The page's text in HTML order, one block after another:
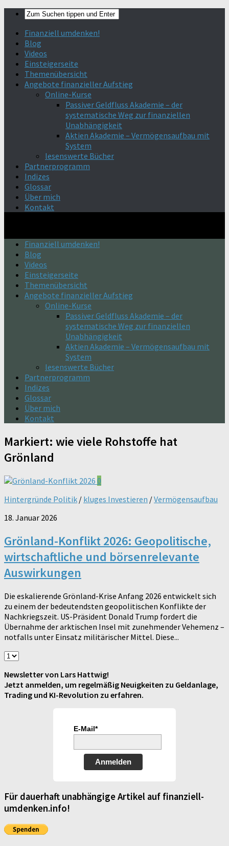
Finanziell umdenken!
Blog
Videos
Einsteigerseite
Themenübersicht
Angebote finanzieller Aufstieg
Online-Kurse
Passiver Geldfluss Akademie – der
systematische Weg zur finanziellen
Unabhängigkeit
Aktien Akademie – Vermögensaufbau mit
System
lesenswerte Bücher
Partnerprogramm
Indizes
Glossar
Über mich
Kontakt
Finanziell umdenken!
Blog
Videos
Einsteigerseite
Themenübersicht
Angebote finanzieller Aufstieg
Online-Kurse
Passiver Geldfluss Akademie – der
systematische Weg zur finanziellen
Unabhängigkeit
Aktien Akademie – Vermögensaufbau mit
System
lesenswerte Bücher
Partnerprogramm
Indizes
Glossar
Über mich
Kontakt
Markiert: wie viele Rohstoffe hat
Grönland
0
Hintergründe Politik / kluges Investieren /Vermögensaufbau
18. Januar 2026
Grönland-Konflikt 2026: Geopolitische,
wirtschaftliche und börsenrelevante
Auswirkungen
Die eskalierende Grönland-Krise Anfang 2026 entwickelt sich
zu einem der bedeutendsten geopolitischen Konflikte der
Nachkriegszeit. US-Präsident Donald Trump fordert die
Übernahme der arktischen Insel mit zunehmender Vehemenz –
notfalls unter Einsatz militärischer Mittel. Diese...
Newsletter von Lars Hattwig!
Jetzt anmelden, um regelmäßig Neuigkeiten zu Geldanlage,
Trading und KI-Revolution zu erfahren.
E-Mail*
Anmelden
Für dauerhaft unabhängige Artikel auf finanziell-
umdenken.info!